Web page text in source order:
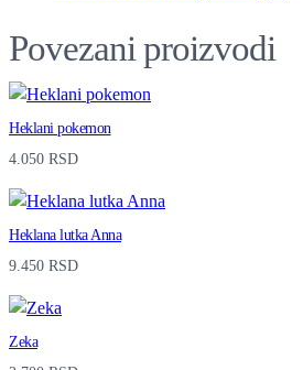
Povezani proizvodi
Heklani pokemon
4.050 RSD
Heklana lutka Anna
9.450 RSD
Zeka